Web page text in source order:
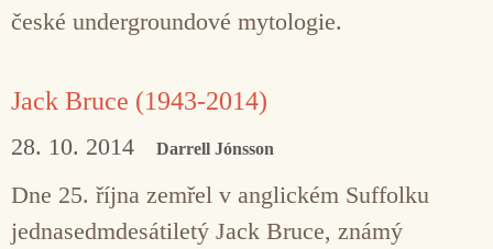
české undergroundové mytologie.
Jack Bruce (1943-2014)
28. 10. 2014 Darrell Jónsson
Dne 25. října zemřel v anglickém Suffolku
jednasedmdesátiletý Jack Bruce, známý